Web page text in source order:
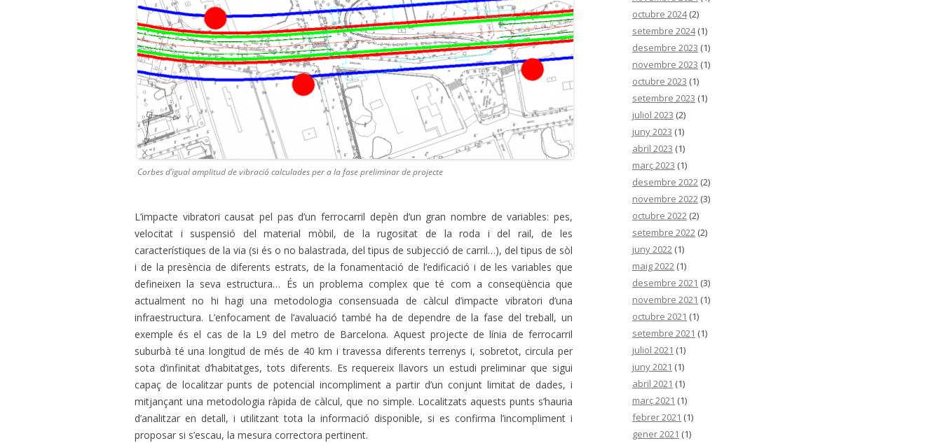
Corbes d’igual amplitud de vibració calculades per a la fase preliminar de projecte
L’impacte vibratori causat pel pas d’un ferrocarril depèn d’un gran nombre de variables: pes,
velocitat i suspensió del material mòbil, de la rugositat de la roda i del rail, de les
característiques de la via (si és o no balastrada, del tipus de subjecció de carril…), del tipus de sòl
i de la presència de diferents estrats, de la fonamentació de l’edificació i de les variables que
defineixen la seva estructura… És un problema complex que té com a conseqüència que
actualment no hi hagi una metodologia consensuada de càlcul d’impacte vibratori d’una
infraestructura. L’enfocament de l’avaluació també ha de dependre de la fase del treball, un
exemple és el cas de la L9 del metro de Barcelona. Aquest projecte de línia de ferrocarril
suburbà té una longitud de més de 40 km i travessa diferents terrenys i, sobretot, circula per
sota d’infinitat d’habitatges, tots diferents. Es requereix llavors un estudi preliminar que sigui
capaç de localitzar punts de potencial incompliment a partir d’un conjunt limitat de dades, i
mitjançant una metodologia ràpida de càlcul, que no simple. Localitzats aquests punts s’hauria
d’analitzar en detall, i utilitzant tota la informació disponible, si es confirma l’incompliment i
proposar si s’escau, la mesura correctora pertinent.
octubre 2024(2)
setembre 2024(1)
desembre 2023 (1)
novembre 2023 (1)
octubre 2023 (1)
setembre 2023 (1)
juliol 2023 (2)
juny 2023 (1)
abril 2023 (1)
març 2023 (1)
desembre 2022 (2)
novembre 2022 (3)
octubre 2022 (2)
setembre 2022 (2)
juny 2022 (1)
maig 2022 (1)
desembre 2021 (3)
novembre 2021 (1)
octubre 2021 (1)
setembre 2021 (1)
juliol 2021 (1)
juny 2021 (1)
abril 2021 (1)
març 2021 (1)
febrer 2021 (1)
gener 2021 (1)